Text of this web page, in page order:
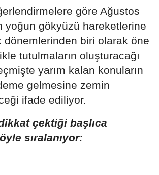
göre Ağustos
yoğun gökyüzü hareketlerine
dönemlerinden biri olarak öne
tutulmaların oluşturacağı
yarım kalan konuların
gelmesine zemin
ifade ediliyor.
çektiği başlıca
sıralanıyor: